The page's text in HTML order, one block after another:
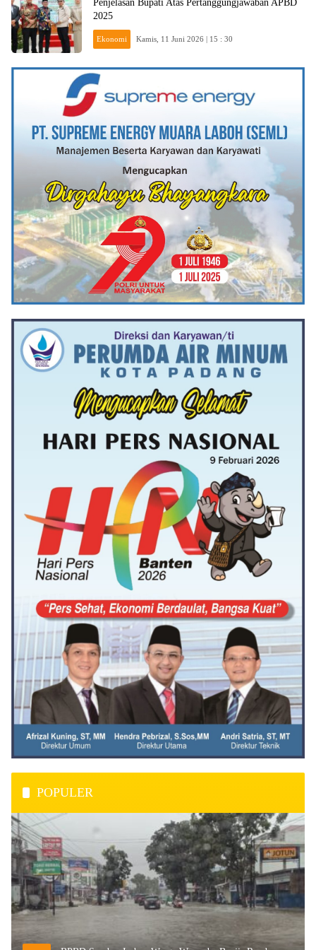
Penjelasan Bupati Atas Pertanggungjawaban APBD
2025
Ekonomi Kamis, 11 Juni 2026 | 15 : 30
POPULER